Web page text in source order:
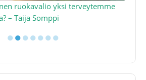
ruokavalio yksi terveytemme
– Taija Somppi
●●●●●●●